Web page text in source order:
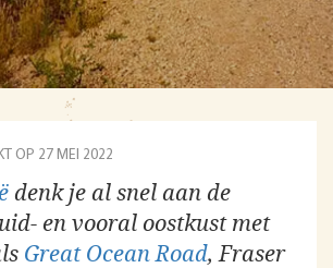
OP 27 MEI 2022
denk je al snel aan de
en vooral oostkust met
Great Ocean Road, Fraser